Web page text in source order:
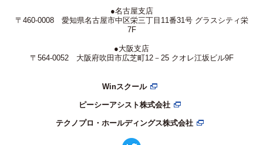
●名古屋支店
〒460-0008 愛知県名古屋市中区栄三丁目11番31号 グラスシティ栄
7F
●大阪支店
〒564-0052 大阪府吹田市広芝町12－25 クオレ江坂ビル9F
Winスクール
ピーシーアシスト株式会社
テクノプロ・ホールディングス株式会社